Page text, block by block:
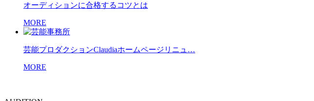
オーディションに合格するコツとは
MORE
芸能プロダクションClaudiaホームページリニュ…
MORE